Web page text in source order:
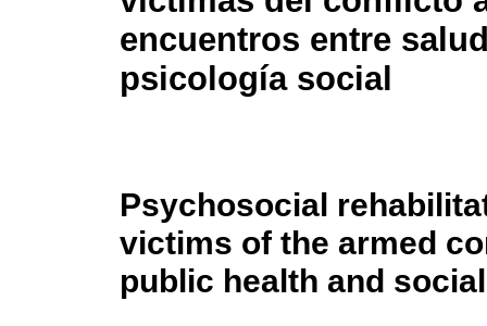
encuentros entre
psicología social
Psychosocial
victims of the armed
public health and